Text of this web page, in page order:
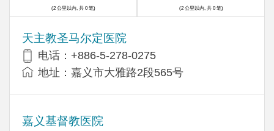
天主教圣马尔定医院
电话：+886-5-278-0275
地址：嘉义市大雅路2段565号
嘉义基督教医院
(2 公里以内, 共 0 笔) (2 公里以内, 共 0 笔)